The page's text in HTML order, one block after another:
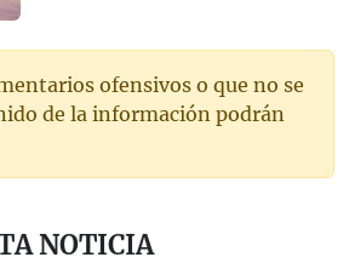
ofensivos o que no se
de la información podrán
NOTICIA